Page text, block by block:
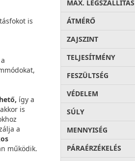
is
így a
is
a
működik.
MAX. LÉGSZÁLLÍTÁS
ÁTMÉRŐ
ZAJSZINT
TELJESÍTMÉNY
FESZÜLTSÉG
VÉDELEM
SÚLY
MENNYISÉG
PÁRAÉRZÉKELÉS